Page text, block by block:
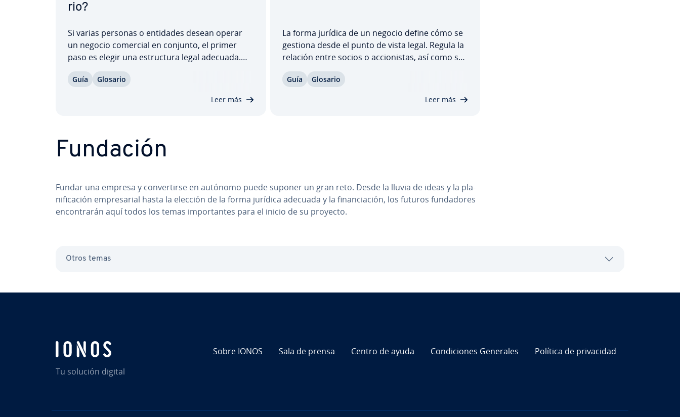
rio?
Si varias personas o entidades desean operar
un negocio comercial en conjunto, el primer
paso es elegir una es­tru­c­tu­ra legal adecuada.
limitada (limited pa­r­t­ne­r­ship). Este tipo de
Guía Glosario
Leer más
La forma jurídica de un negocio define cómo se
gestiona desde el punto de vista legal. Regula la
relación entre socios o ac­cio­ni­s­tas, así como su
artículo, te mostramos un resumen de las
Guía Glosario
Leer más
Fundación
Fundar una empresa y co­n­ve­r­ti­r­se en autónomo puede suponer un gran reto. Desde la lluvia de ideas y la pla­
ni­fi­ca­ción em­pre­sa­rial hasta la elección de la forma jurídica adecuada y la fi­na­n­cia­ción, los futuros fu­n­da­do­res
en­co­n­tra­rán aquí todos los temas im­po­r­ta­n­tes para el inicio de su proyecto.
Otros temas
Tu solución digital
Sobre IONOS Sala de prensa Centro de ayuda Co­n­di­cio­nes Generales Política de pri­va­ci­dad